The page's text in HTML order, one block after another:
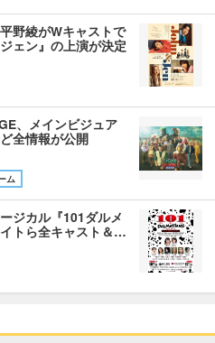
野綾がWキャストで
ェン』の上演が決定
、メインビジュア
全情報が公開
ム
ジカル『101ダルメ
トら全キャスト＆…